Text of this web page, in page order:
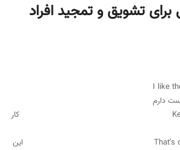
برای تشویق و تمجید افراد
دارم
4. Keep up the good work کار
5. That’s quite an improvement این